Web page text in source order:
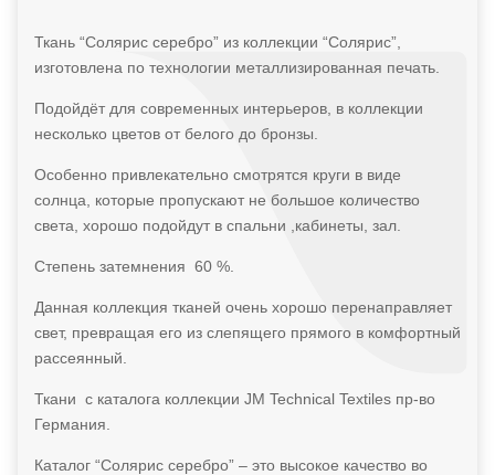
Ткань “Солярис серебро” из коллекции “Солярис”,
изготовлена по технологии металлизированная печать.
Подойдёт для современных интерьеров, в коллекции
несколько цветов от белого до бронзы.
Особенно привлекательно смотрятся круги в виде
солнца, которые пропускают не большое количество
света, хорошо подойдут в спальни ,кабинеты, зал.
Степень затемнения 60 %.
Данная коллекция тканей очень хорошо перенаправляет
свет, превращая его из слепящего прямого в комфортный
рассеянный.
Ткани с каталога коллекции JM Technical Textiles пр-во
Германия.
Каталог “Солярис серебро” – это высокое качество во